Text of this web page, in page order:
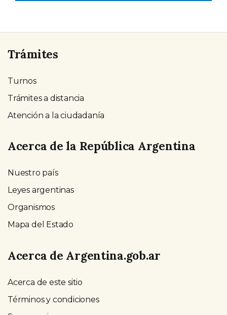
Trámites
Turnos
Trámites a distancia
Atención a la ciudadanía
Acerca de la República Argentina
Nuestro país
Leyes argentinas
Organismos
Mapa del Estado
Acerca de Argentina.gob.ar
Acerca de este sitio
Términos y condiciones